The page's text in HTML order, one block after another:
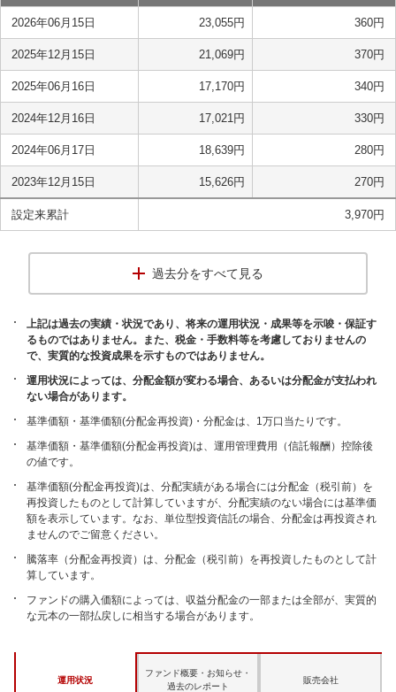
2026年06月15日 23,055円 360円
2025年12月15日 21,069円 370円
2025年06月16日 17,170円 340円
2024年12月16日 17,021円 330円
2024年06月17日 18,639円 280円
2023年12月15日 15,626円 270円
設定来累計 3,970円
過去分をすべて見る
上記は過去の実績・状況であり、将来の運用状況・成果等を示唆・保証す
るものではありません。また、税金・手数料等を考慮しておりませんの
で、実質的な投資成果を示すものではありません。
運用状況によっては、分配金額が変わる場合、あるいは分配金が支払われ
ない場合があります。
基準価額・基準価額(分配金再投資)・分配金は、1万口当たりです。
基準価額・基準価額(分配金再投資)は、運用管理費用（信託報酬）控除後
の値です。
基準価額(分配金再投資)は、分配実績がある場合には分配金（税引前）を
再投資したものとして計算していますが、分配実績のない場合には基準価
額を表示しています。なお、単位型投資信託の場合、分配金は再投資され
ませんのでご留意ください。
騰落率（分配金再投資）は、分配金（税引前）を再投資したものとして計
算しています。
ファンドの購入価額によっては、収益分配金の一部または全部が、実質的
な元本の一部払戻しに相当する場合があります。
運用状況
ファンド概要・お知らせ・
過去のレポート
販売会社